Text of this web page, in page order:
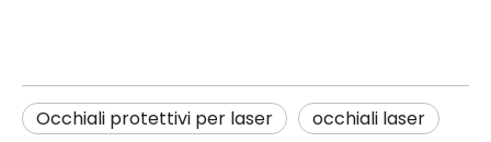
Occhiali protettivi per laser
occhiali laser